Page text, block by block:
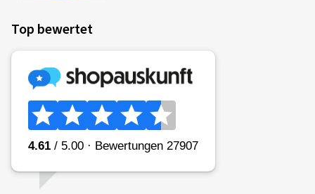
Bereifung, dem Fahrzeug selbst, den Fahrbedingungen und
dem Fahrverhalten des Fahrers ab. Der gemessene
Rollwiderstand (Rollwiderstandskoeffizient) des Reifens
wird in Klassen A (größte Effizienz) bis E (geringste
Effizienz) eingeteilt.
ausgestattet, ist im Vergleich zu einer Ausstattung mit
Reifen der Klasse E eine Verbrauchsreduzierung von bis zu
7,5%* möglich. Bei Nutzfahrzeugen kann sie sogar höher
Top bewertet